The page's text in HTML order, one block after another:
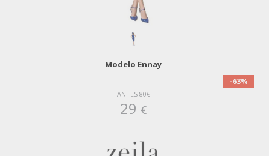
Modelo Ennay
-63%
ANTES 80€
29 €